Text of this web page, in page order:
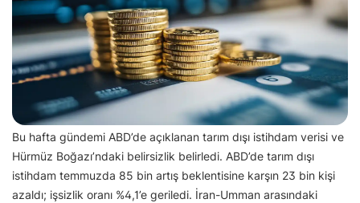
Bu hafta gündemi ABD’de açıklanan tarım dışı istihdam verisi ve
Hürmüz Boğazı’ndaki belirsizlik belirledi. ABD’de tarım dışı
istihdam temmuzda 85 bin artış beklentisine karşın 23 bin kişi
azaldı; işsizlik oranı %4,1’e geriledi. İran-Umman arasındaki